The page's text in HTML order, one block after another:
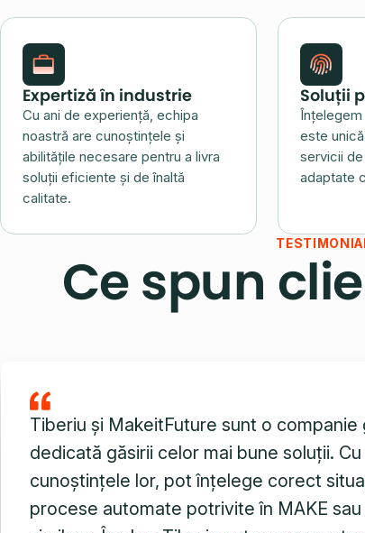
Expertiză în industrie
Cu ani de experiență, echipa
noastră are cunoștințele și
abilitățile necesare pentru a livra
soluții eficiente și de înaltă
calitate.
Soluții
este
servicii
adaptate
Ce spun
Tiberiu și MakeitFuture sunt o
dedicată găsirii celor mai bune soluții.
cunoștințele lor, pot înțelege corect
procese automate potrivite în MAKE